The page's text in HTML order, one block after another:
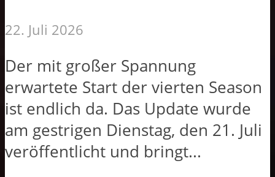
22. Juli 2026
Der mit großer Spannung
erwartete Start der vierten Season
ist endlich da. Das Update wurde
am gestrigen Dienstag, den 21. Juli
veröffentlicht und bringt...